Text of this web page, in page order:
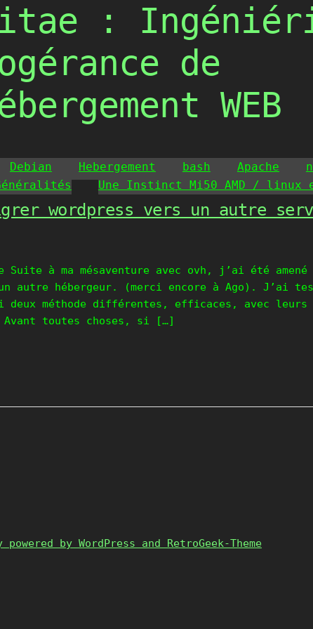
:
de
WEB
Debian Hebergement bash Apache
Une Instinct Mi50 AMD / linux
wordpress vers un autre
à ma mésaventure avec ovh, j’ai été amené
autre hébergeur. (merci encore à Ago). J’ai
deux méthode différentes, efficaces, avec
Avant toutes choses, si […]
powered by WordPress and RetroGeek-Theme